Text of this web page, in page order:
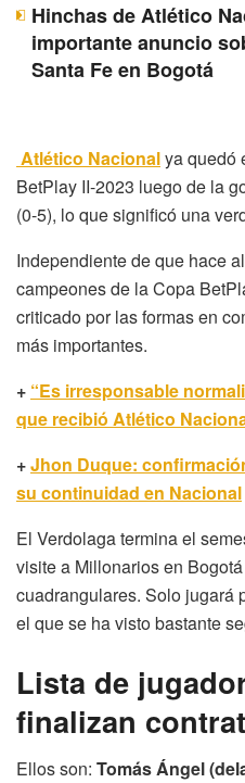
Hinchas de Atlético
importante anuncio
Santa Fe en Bogotá
Atlético Nacionalya quedó
BetPlay II-2023 luego de la
(0-5), lo que significó una
Independiente de que hace
campeones de la Copa
criticado por las formas en
más importantes.
+ “Es irresponsable
que recibió Atlético
+Jhon Duque:
su continuidad en Nacional
El Verdolaga termina el
visite a Millonarios en
cuadrangulares. Solo jugará
el que se ha visto bastante
Lista de
finalizan
Ellos son: Tomás Ángel